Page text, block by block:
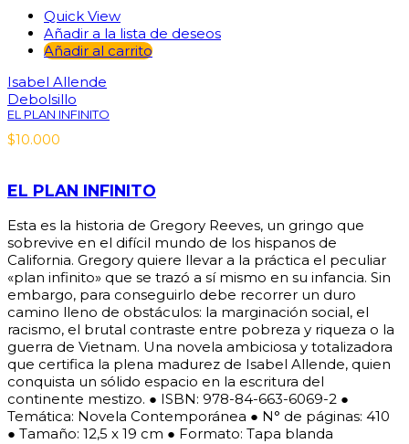
Quick View
Añadir a la lista de deseos
Añadir al carrito
Isabel Allende
Debolsillo
EL PLAN INFINITO
$10.000
EL PLAN INFINITO
Esta es la historia de Gregory Reeves, un gringo que
sobrevive en el difícil mundo de los hispanos de
California. Gregory quiere llevar a la práctica el peculiar
«plan infinito» que se trazó a sí mismo en su infancia. Sin
embargo, para conseguirlo debe recorrer un duro
camino lleno de obstáculos: la marginación social, el
racismo, el brutal contraste entre pobreza y riqueza o la
guerra de Vietnam. Una novela ambiciosa y totalizadora
que certifica la plena madurez de Isabel Allende, quien
conquista un sólido espacio en la escritura del
continente mestizo. ● ISBN: 978-84-663-6069-2 ●
Temática: Novela Contemporánea ● N° de páginas: 410
● Tamaño: 12,5 x 19 cm ● Formato: Tapa blanda